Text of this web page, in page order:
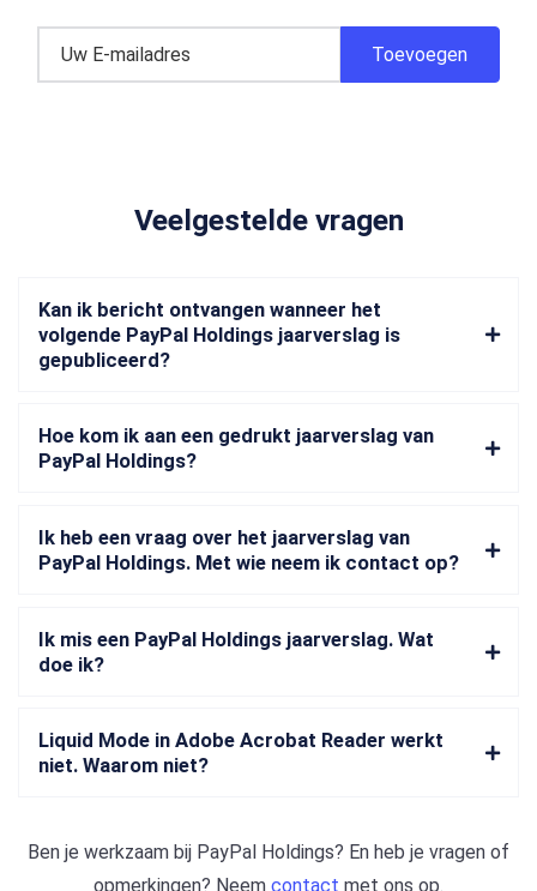
Veelgestelde vragen
Kan ik bericht ontvangen wanneer het
volgende PayPal Holdings jaarverslag is
gepubliceerd?
Hoe kom ik aan een gedrukt jaarverslag van
PayPal Holdings?
Ik heb een vraag over het jaarverslag van
PayPal Holdings. Met wie neem ik contact op?
Ik mis een PayPal Holdings jaarverslag. Wat
doe ik?
Liquid Mode in Adobe Acrobat Reader werkt
niet. Waarom niet?
Ben je werkzaam bij PayPal Holdings? En heb je vragen of
opmerkingen? Neem contact met ons op.